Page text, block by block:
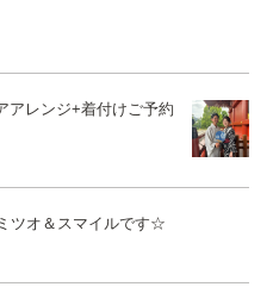
アレンジ+着付けご予約
ツオ＆スマイルです☆